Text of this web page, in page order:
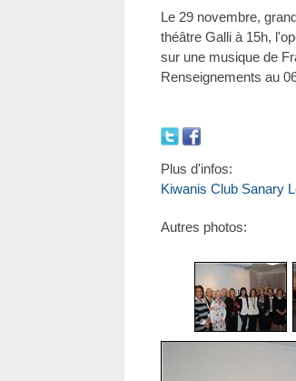
Le 29 novembre,
théâtre Galli à 15h,
sur une musique de
Renseignements au
Plus d'infos:
Kiwanis Club Sanary
Autres photos: